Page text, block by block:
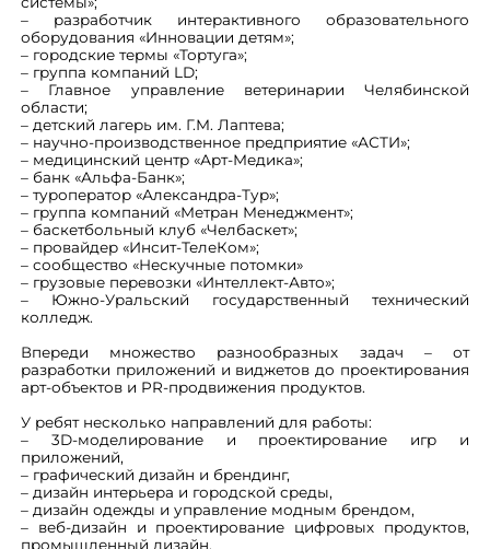
– разработчик интерактивного образовательного
оборудования «Инновации детям»;
– городские термы «Тортуга»;
– группа компаний LD;
– Главное управление ветеринарии Челябинской
области;
– детский лагерь им. Г.М. Лаптева;
– научно-производственное предприятие «АСТИ»;
– медицинский центр «Арт-Медика»;
– банк «Альфа-Банк»;
– туроператор «Александра-Тур»;
– группа компаний «Метран Менеджмент»;
– баскетбольный клуб «Челбаскет»;
– провайдер «Инсит-ТелеКом»;
– сообщество «Нескучные потомки»
– грузовые перевозки «Интеллект-Авто»;
– Южно-Уральский государственный технический
колледж.
Впереди множество разнообразных задач – от
разработки приложений и виджетов до проектирования
арт-объектов и PR-продвижения продуктов.
У ребят несколько направлений для работы:
– 3D-моделирование и проектирование игр и
приложений,
– графический дизайн и брендинг,
– дизайн интерьера и городской среды,
– дизайн одежды и управление модным брендом,
– веб-дизайн и проектирование цифровых продуктов,
промышленный дизайн,